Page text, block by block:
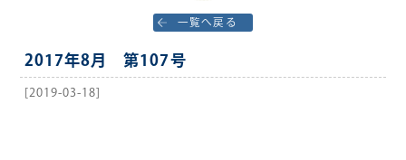
一覧へ戻る
2017年8月 第107号
[2019-03-18]